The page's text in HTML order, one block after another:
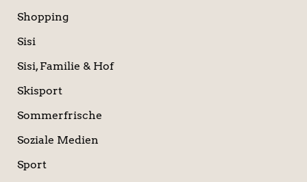
Shopping
Sisi
Sisi, Familie & Hof
Skisport
Sommerfrische
Soziale Medien
Sport